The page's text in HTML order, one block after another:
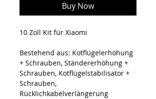
Buy Now
10 Zoll Kit für Xiaomi
Bestehend aus: Kotflügelerhöhung
+ Schrauben, Ständererhöhung +
Schrauben, Kotflügelstabilisator +
Schrauben,
Rücklichkabelverlängerung